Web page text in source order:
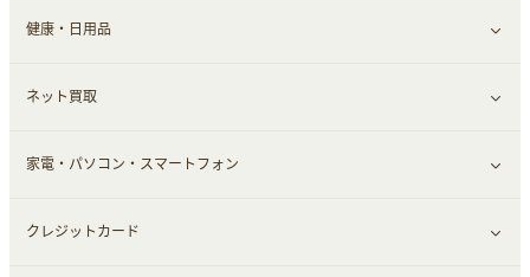
インナー・下着
スーツ・フォーマル
グルメ
お酒
食材宅配
ウォーターサーバー
すべて見る
ヘアケア
エステ・サロン
メンズ美容
健康・日用品
すべて見る
スポーツ・フィットネス
日用品・薬局・からだ
ネット買取
すべて見る
ネット買取
家電・パソコン・スマートフォン
すべて見る
クレジットカード